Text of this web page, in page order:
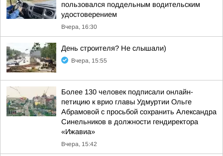
пользовался поддельным водительским
удостоверением
Вчера, 16:30
День строителя? Не слышали)
Вчера, 15:55
Более 130 человек подписали онлайн-
петицию к врио главы Удмуртии Ольге
Абрамовой с просьбой сохранить Александра
Синельников в должности гендиректора
«Ижавиа»
Вчера, 15:42